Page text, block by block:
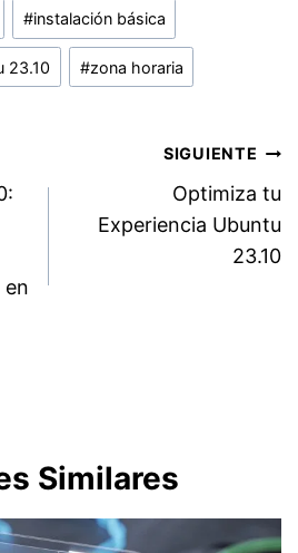
#instalación básica
23.10 #zona horaria
en
SIGUIENTE
Optimiza tu
Experiencia Ubuntu
23.10
Similares